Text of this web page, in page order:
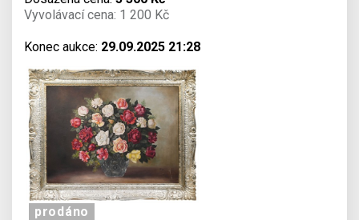
Vyvolávací cena: 1 200 Kč
Konec aukce: 29.09.2025 21:28
prodáno